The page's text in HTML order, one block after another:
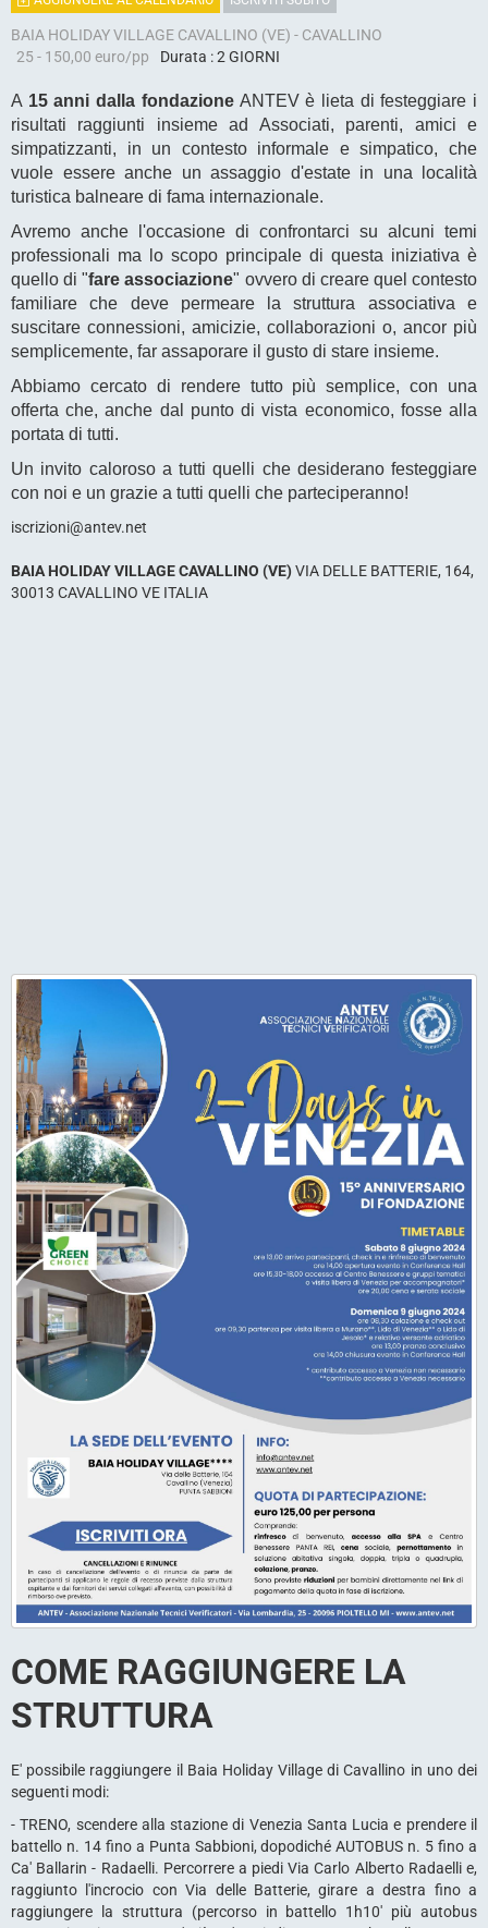
BAIA HOLIDAY VILLAGE CAVALLINO (VE) - CAVALLINO
25 - 150,00 euro/pp
Durata : 2 GIORNI
A 15 anni dalla fondazioneANTEV è lieta di festeggiare i
risultati raggiunti insieme ad Associati, parenti, amici e
simpatizzanti, in un contesto informale e simpatico, che
vuole essere anche un assaggio d'estate in una località
turistica balneare di fama internazionale.
Avremo anche l'occasione di confrontarci su alcuni temi
professionali ma lo scopo principale di questa iniziativa è
quello di "fare associazione" ovvero di creare quel contesto
familiare che deve permeare la struttura associativa e
suscitare connessioni, amicizie, collaborazioni o, ancor più
semplicemente, far assaporare il gusto di stare insieme.
Abbiamo cercato di rendere tutto più semplice, con una
offerta che, anche dal punto di vista economico, fosse alla
portata di tutti.
Un invito caloroso a tutti quelli che desiderano festeggiare
con noi e un grazie a tutti quelli che parteciperanno!
iscrizioni@antev.net
BAIA HOLIDAY VILLAGE CAVALLINO (VE)VIA DELLE BATTERIE, 164,
30013 CAVALLINO VE ITALIA
COME RAGGIUNGERE LA
STRUTTURA
E' possibile raggiungere il Baia Holiday Village di Cavallino in uno dei
seguenti modi:
- TRENO, scendere alla stazione di Venezia Santa Lucia e prendere il
battello n. 14 fino a Punta Sabbioni, dopodiché AUTOBUS n. 5 fino a
Ca' Ballarin - Radaelli. Percorrere a piedi Via Carlo Alberto Radaelli e,
raggiunto l'incrocio con Via delle Batterie, girare a destra fino a
raggiungere la struttura (percorso in battello 1h10' più autobus